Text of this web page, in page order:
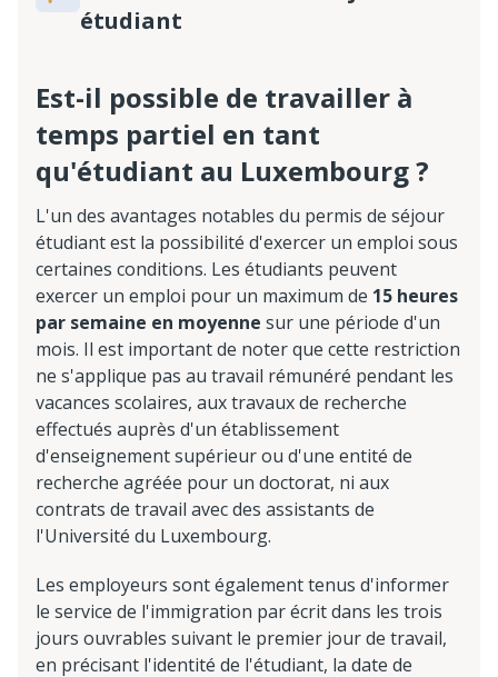
étudiant
Est-il possible de travailler à
temps partiel en tant
qu'étudiant au Luxembourg ?
L'un des avantages notables du permis de séjour
étudiant est la possibilité d'exercer un emploi sous
certaines conditions. Les étudiants peuvent
exercer un emploi pour un maximum de 15 heures
par semaine en moyenne sur une période d'un
mois. Il est important de noter que cette restriction
ne s'applique pas au travail rémunéré pendant les
vacances scolaires, aux travaux de recherche
effectués auprès d'un établissement
d'enseignement supérieur ou d'une entité de
recherche agréée pour un doctorat, ni aux
contrats de travail avec des assistants de
l'Université du Luxembourg.
Les employeurs sont également tenus d'informer
le service de l'immigration par écrit dans les trois
jours ouvrables suivant le premier jour de travail,
en précisant l'identité de l'étudiant, la date de